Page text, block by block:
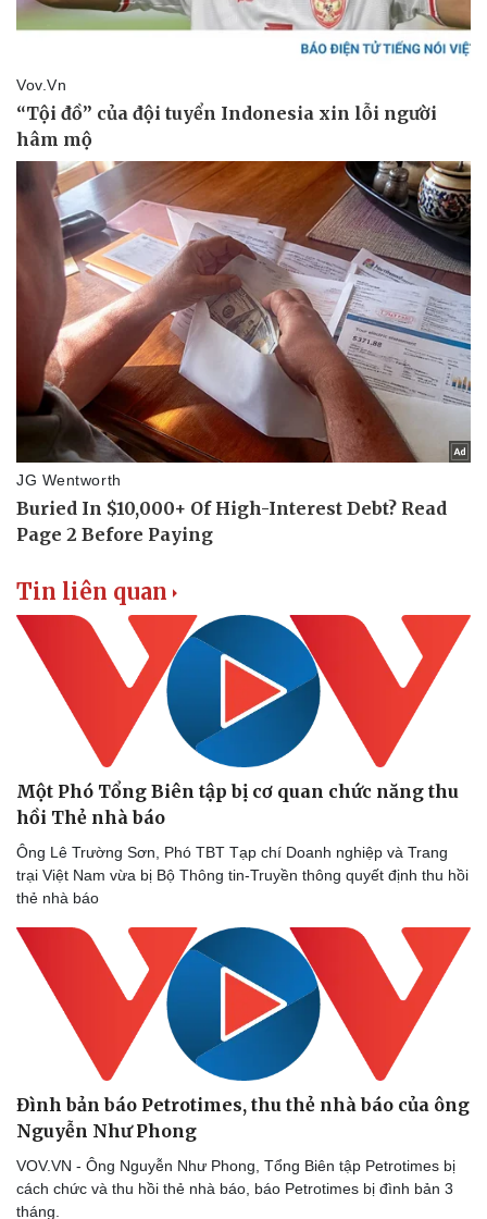
Tin liên quan
Một Phó Tổng Biên tập bị cơ quan chức năng thu
hồi Thẻ nhà báo
Ông Lê Trường Sơn, Phó TBT Tạp chí Doanh nghiệp và Trang
trại Việt Nam vừa bị Bộ Thông tin-Truyền thông quyết định thu hồi
thẻ nhà báo
Đình bản báo Petrotimes, thu thẻ nhà báo của ông
Nguyễn Như Phong
VOV.VN - Ông Nguyễn Như Phong, Tổng Biên tập Petrotimes bị
cách chức và thu hồi thẻ nhà báo, báo Petrotimes bị đình bản 3
tháng.